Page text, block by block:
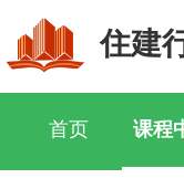
住建
首页 课程